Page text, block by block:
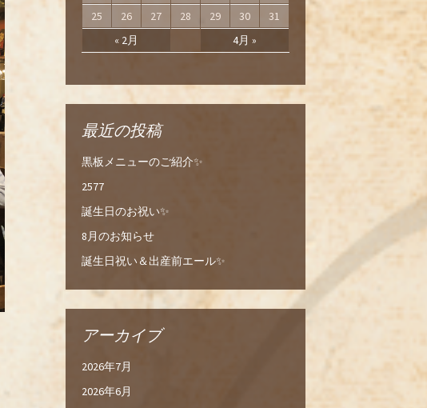
« 2月 4月 »
25
26 27 28 29 30 31
最近の投稿
黒板メニューのご紹介✨
2577
誕生日のお祝い✨
8月のお知らせ
誕生日祝い＆出産前エール✨
アーカイブ
2026年7月
2026年6月